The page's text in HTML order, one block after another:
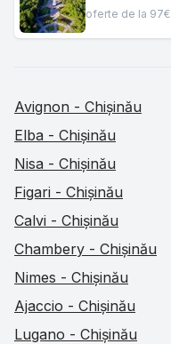
oferte de la 97€
Avignon - Chișinău
Elba - Chișinău
Nisa - Chișinău
Figari - Chișinău
Calvi - Chișinău
Chambery - Chișinău
Nimes - Chișinău
Ajaccio - Chișinău
Lugano - Chișinău